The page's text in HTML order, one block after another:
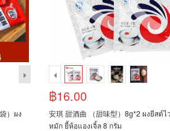
）ผง
฿16.00
安琪 甜酒曲 （甜味型）8g*2 ผงยีสต์ไ
หมัก ยี้ห้อแองเจิ้ล 8 กรัม